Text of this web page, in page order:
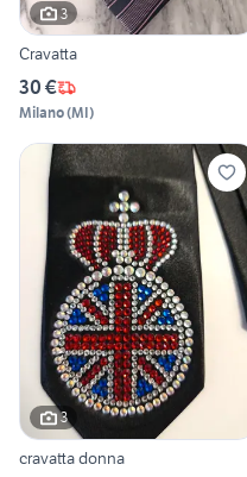
3
Cravatta
30 €
Milano(MI)
3
cravatta donna